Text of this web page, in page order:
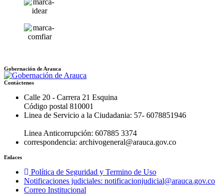
Gobernación de Arauca
Contáctenos
Calle 20 - Carrera 21 Esquina
Código postal 810001
Linea de Servicio a la Ciudadania: 57- 6078851946
Linea Anticorrupción: 607885 3374
correspondencia: archivogeneral@arauca.gov.co
Enlaces
Política de Seguridad y Termino de Uso
Notificaciones judiciales: notificacionjudicial@arauca.gov.co
Correo Institucional